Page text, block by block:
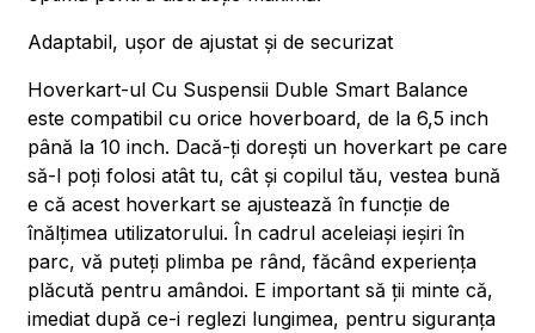
Adaptabil, ușor de ajustat și de securizat
Hoverkart-ul Cu Suspensii Duble Smart Balance
este compatibil cu orice hoverboard, de la 6,5 inch
până la 10 inch. Dacă-ți dorești un hoverkart pe care
să-l poți folosi atât tu, cât și copilul tău, vestea bună
e că acest hoverkart se ajustează în funcție de
înălțimea utilizatorului. În cadrul aceleiași ieșiri în
parc, vă puteți plimba pe rând, făcând experiența
plăcută pentru amândoi. E important să ții minte că,
imediat după ce-i reglezi lungimea, pentru siguranța